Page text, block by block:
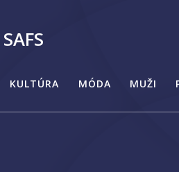
SAFS
KULTÚRA MÓDA MUŽI